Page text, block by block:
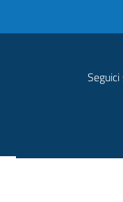
Seguici